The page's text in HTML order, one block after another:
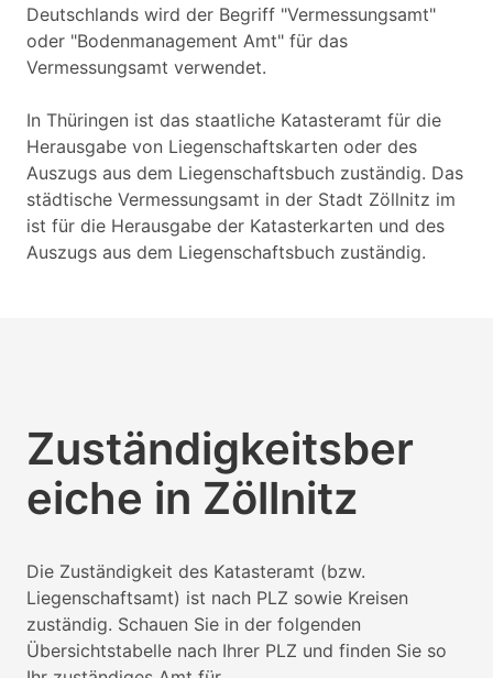
Deutschlands wird der Begriff "Vermessungsamt"
oder "Bodenmanagement Amt" für das
Vermessungsamt verwendet.
In Thüringen ist das staatliche Katasteramt für die
Herausgabe von Liegenschaftskarten oder des
Auszugs aus dem Liegenschaftsbuch zuständig. Das
städtische Vermessungsamt in der Stadt Zöllnitz im
ist für die Herausgabe der Katasterkarten und des
Auszugs aus dem Liegenschaftsbuch zuständig.
Zuständigkeitsber
eiche in Zöllnitz
Die Zuständigkeit des Katasteramt (bzw.
Liegenschaftsamt) ist nach PLZ sowie Kreisen
zuständig. Schauen Sie in der folgenden
Übersichtstabelle nach Ihrer PLZ und finden Sie so